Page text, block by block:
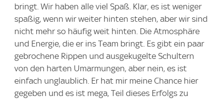
bringt. Wir haben alle viel Spaß. Klar, es ist weniger
spaßig, wenn wir weiter hinten stehen, aber wir sind
nicht mehr so häufig weit hinten. Die Atmosphäre
und Energie, die er ins Team bringt. Es gibt ein paar
gebrochene Rippen und ausgekugelte Schultern
von den harten Umarmungen, aber nein, es ist
einfach unglaublich. Er hat mir meine Chance hier
gegeben und es ist mega, Teil dieses Erfolgs zu